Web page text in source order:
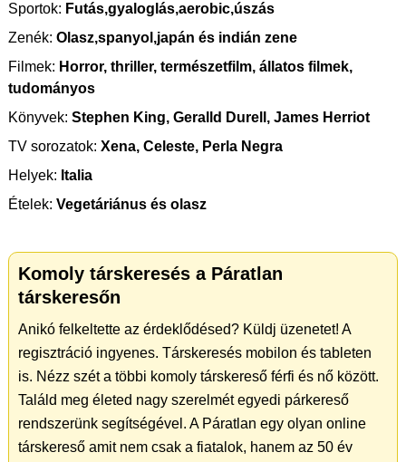
Sportok: Futás,gyaloglás,aerobic,úszás
Zenék: Olasz,spanyol,japán és indián zene
Filmek: Horror, thriller, természetfilm, állatos filmek,
tudományos
Könyvek: Stephen King, Geralld Durell, James Herriot
TV sorozatok: Xena, Celeste, Perla Negra
Helyek: Italia
Ételek: Vegetáriánus és olasz
Komoly társkeresés a Páratlan
társkeresőn
Anikó felkeltette az érdeklődésed? Küldj üzenetet! A
regisztráció ingyenes. Társkeresés mobilon és tableten
is. Nézz szét a többi komoly társkereső férfi és nő között.
Találd meg életed nagy szerelmét egyedi párkereső
rendszerünk segítségével. A Páratlan egy olyan online
társkereső amit nem csak a fiatalok, hanem az 50 év